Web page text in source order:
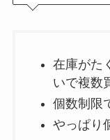
在庫がた
いで複数
個数制限
やっぱり